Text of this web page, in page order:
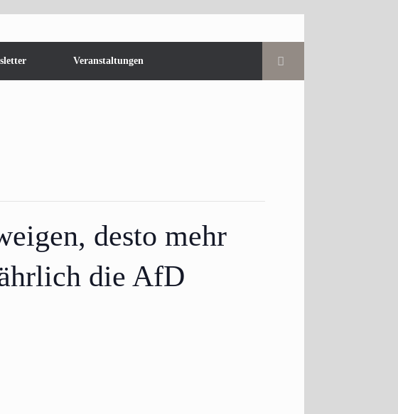
Veranstaltungen
desto mehr
die AfD